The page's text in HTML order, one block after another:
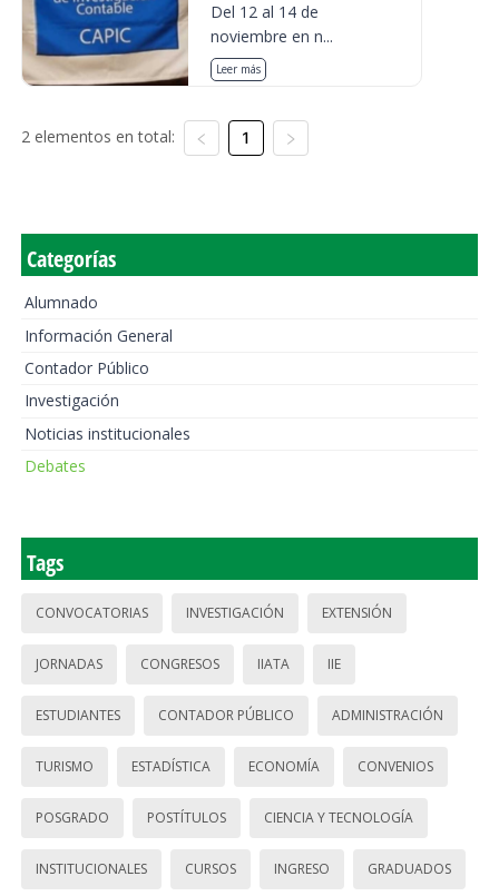
Del 12 al 14 de
noviembre en n...
Leer más
2 elementos en total: 1
Categorías
Alumnado
Información General
Contador Público
Investigación
Noticias institucionales
Debates
Tags
CONVOCATORIAS INVESTIGACIÓN EXTENSIÓN
JORNADAS CONGRESOS IIATA IIE
ESTUDIANTES CONTADOR PÚBLICO ADMINISTRACIÓN
TURISMO ESTADÍSTICA ECONOMÍA CONVENIOS
POSGRADO POSTÍTULOS CIENCIA Y TECNOLOGÍA
INSTITUCIONALES CURSOS INGRESO GRADUADOS